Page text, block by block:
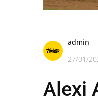
admin
27/01/
Alexi